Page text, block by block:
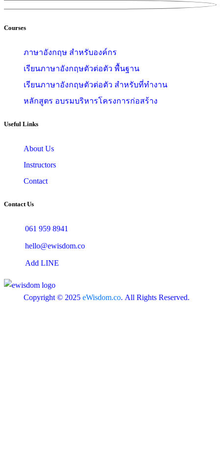
Courses
ภาษาอังกฤษ สำหรับองค์กร
เรียนภาษาอังกฤษตัวต่อตัว พื้นฐาน
เรียนภาษาอังกฤษตัวต่อตัว สำหรับที่ทำงาน
หลักสูตร อบรมบริหารโครงการก่อสร้าง
Useful Links
About Us
Instructors
Contact
Contact Us
061 959 8941
hello@ewisdom.co
Add LINE
Copyright © 2025 eWisdom.co. All Rights Reserved.